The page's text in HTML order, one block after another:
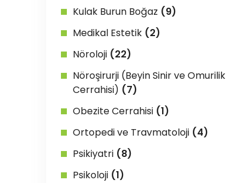
Kulak Burun Boğaz (9)
Medikal Estetik (2)
Nöroloji (22)
Nöroşirurji (Beyin Sinir ve Omurilik
Cerrahisi) (7)
Obezite Cerrahisi (1)
Ortopedi ve Travmatoloji (4)
Psikiyatri (8)
Psikoloji (1)